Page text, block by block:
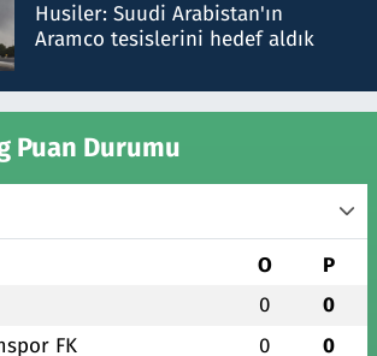
Husiler: Suudi Arabistan'ın
Aramco tesislerini hedef aldık
Puan Durumu
O P
0 0
FK 0 0